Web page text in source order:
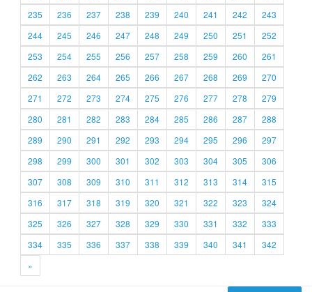
235
236 237 238 239 240 241 242
243
244
245 246 247 248 249 250 251
252
253
254 255 256 257 258 259 260
261
262
263 264 265 266 267 268 269
270
271
272 273 274 275 276 277 278
279
280
281 282 283 284 285 286 287
288
289
290 291 292 293 294 295 296
297
298
299 300 301 302 303 304 305
306
307
308 309 310 311 312 313 314
315
316
317 318 319 320 321 322 323
324
325
326 327 328 329 330 331 332
333
334
335 336 337 338 339 340 341
342
»